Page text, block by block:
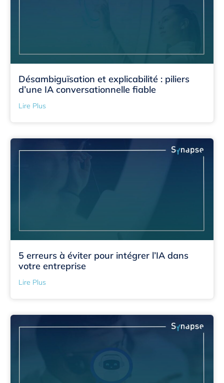
Désambiguïsation et explicabilité : piliers
d’une IA conversationnelle fiable
Lire Plus
5 erreurs à éviter pour intégrer l’IA dans
votre entreprise
Lire Plus